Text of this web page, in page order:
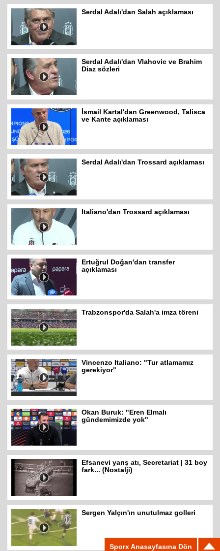
Serdal Adalı'dan Salah açıklaması
Serdal Adalı'dan Vlahovic ve Brahim
Diaz sözleri
İsmail Kartal'dan Greenwood, Talisca
ve Kante açıklaması
Serdal Adalı'dan Trossard açıklaması
Italiano'dan Trossard açıklaması
Ertuğrul Doğan'dan transfer
açıklaması
Trabzonspor'da Salah'a imza töreni
Vincenzo Italiano: "Tur atlamamız
gerekiyor"
Okan Buruk: "Eren Elmalı
gündemimizde yok"
Efsanevi yarış atı, Secretariat | 31 boy
fark... (Nostalji)
Sergen Yalçın'ın unutulmaz golleri
Sporx Anasayfasına Dön